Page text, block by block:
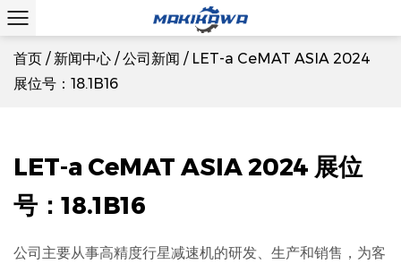
首页 / 新闻中心 /公司新闻 / LET-a CeMAT ASIA 2024
展位号：18.1B16
LET-a CeMAT ASIA 2024 展位
号：18.1B16
公司主要从事高精度行星减速机的研发、生产和销售，为客